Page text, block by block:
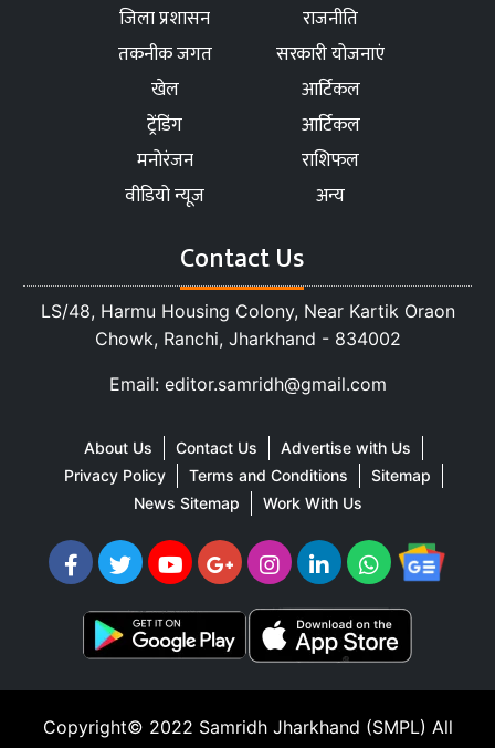
जिला प्रशासन
राजनीति
तकनीक जगत
सरकारी योजनाएं
खेल
आर्टिकल
ट्रेंडिंग
आर्टिकल
मनोरंजन
राशिफल
वीडियो न्यूज
अन्य
Contact Us
LS/48, Harmu Housing Colony, Near Kartik Oraon
Chowk, Ranchi, Jharkhand - 834002
Email: editor.samridh@gmail.com
About Us Contact Us
Advertise with Us
Privacy Policy
Terms and Conditions
Sitemap
News Sitemap
Work With Us
Copyright© 2022 Samridh Jharkhand (SMPL) All